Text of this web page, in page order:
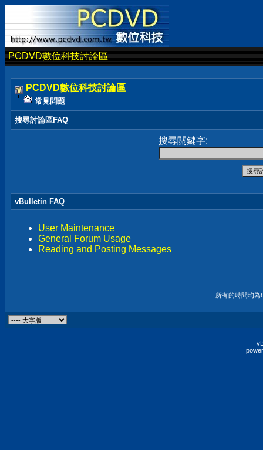
PCDVD數位科技討論區
PCDVD數位科技討論區
常見問題
搜尋討論區FAQ
搜尋關鍵字:
vBulletin FAQ
User Maintenance
General Forum Usage
Reading and Posting Messages
所有的時間均為